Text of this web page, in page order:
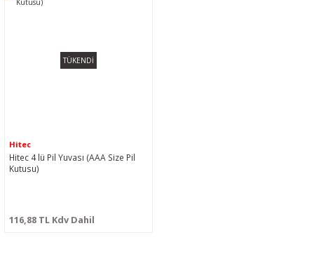
TÜKENDİ
Hitec
Hitec 4 lü Pil Yuvası (AAA Size Pil
Kutusu)
116,88 TL Kdv Dahil